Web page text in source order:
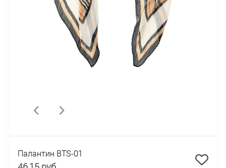
Палантин BTS-01